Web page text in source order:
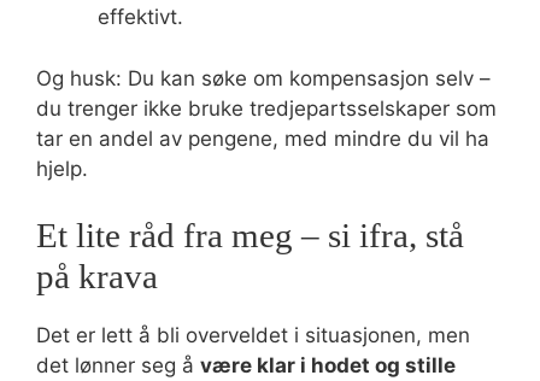
effektivt.
Og husk: Du kan søke om kompensasjon selv –
du trenger ikke bruke tredjepartsselskaper som
tar en andel av pengene, med mindre du vil ha
hjelp.
Et lite råd fra meg – si ifra, stå
på krava
Det er lett å bli overveldet i situasjonen, men
det lønner seg å være klar i hodet og stille